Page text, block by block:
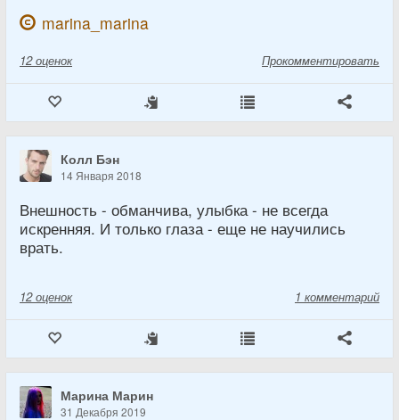
marina_marina
12 оценок Прокомментировать
Колл Бэн
14 Января 2018
Внешность - обманчива, улыбка - не всегда
искренняя. И только глаза - еще не научились
врать.
12 оценок 1 комментарий
Марина Марин
31 Декабря 2019